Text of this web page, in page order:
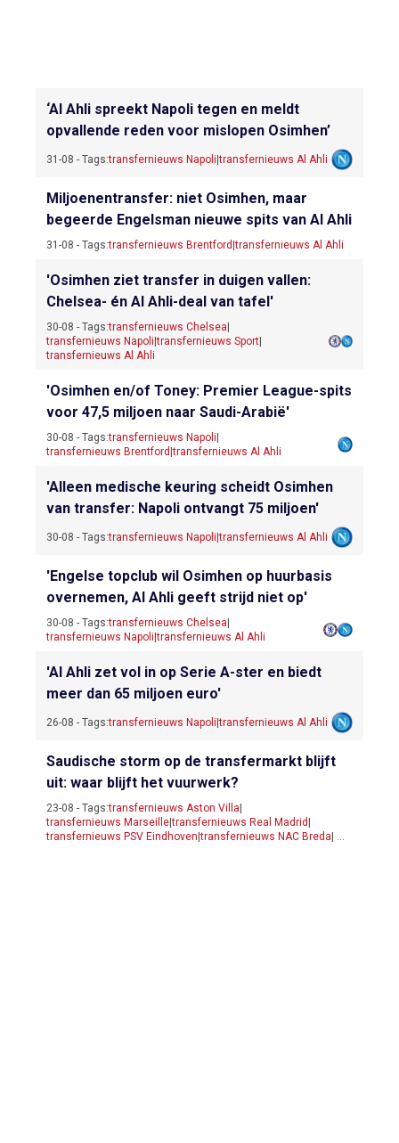
‘Al Ahli spreekt Napoli tegen en meldt
opvallende reden voor mislopen Osimhen’
31-08 - Tags:transfernieuws Napoli |transfernieuws Al Ahli
Miljoenentransfer: niet Osimhen, maar
begeerde Engelsman nieuwe spits van Al Ahli
31-08 - Tags:transfernieuws Brentford |transfernieuws Al Ahli
'Osimhen ziet transfer in duigen vallen:
Chelsea- én Al Ahli-deal van tafel'
30-08 - Tags:transfernieuws Chelsea
transfernieuws Napoli |transfernieuws Sport
transfernieuws Al Ahli
'Osimhen en/of Toney: Premier League-spits
voor 47,5 miljoen naar Saudi-Arabië'
30-08 - Tags:transfernieuws Napoli
transfernieuws Brentford |transfernieuws Al Ahli
'Alleen medische keuring scheidt Osimhen
van transfer: Napoli ontvangt 75 miljoen'
30-08 - Tags:transfernieuws Napoli |transfernieuws Al Ahli
'Engelse topclub wil Osimhen op huurbasis
overnemen, Al Ahli geeft strijd niet op'
30-08 - Tags:transfernieuws Chelsea
transfernieuws Napoli |transfernieuws Al Ahli
'Al Ahli zet vol in op Serie A-ster en biedt
meer dan 65 miljoen euro'
26-08 - Tags:transfernieuws Napoli |transfernieuws Al Ahli
Saudische storm op de transfermarkt blijft
uit: waar blijft het vuurwerk?
23-08 - Tags:transfernieuws Aston Villa
transfernieuws Marseille|transfernieuws Real Madrid
transfernieuws PSV Eindhoven |transfernieuws NAC Breda | ...